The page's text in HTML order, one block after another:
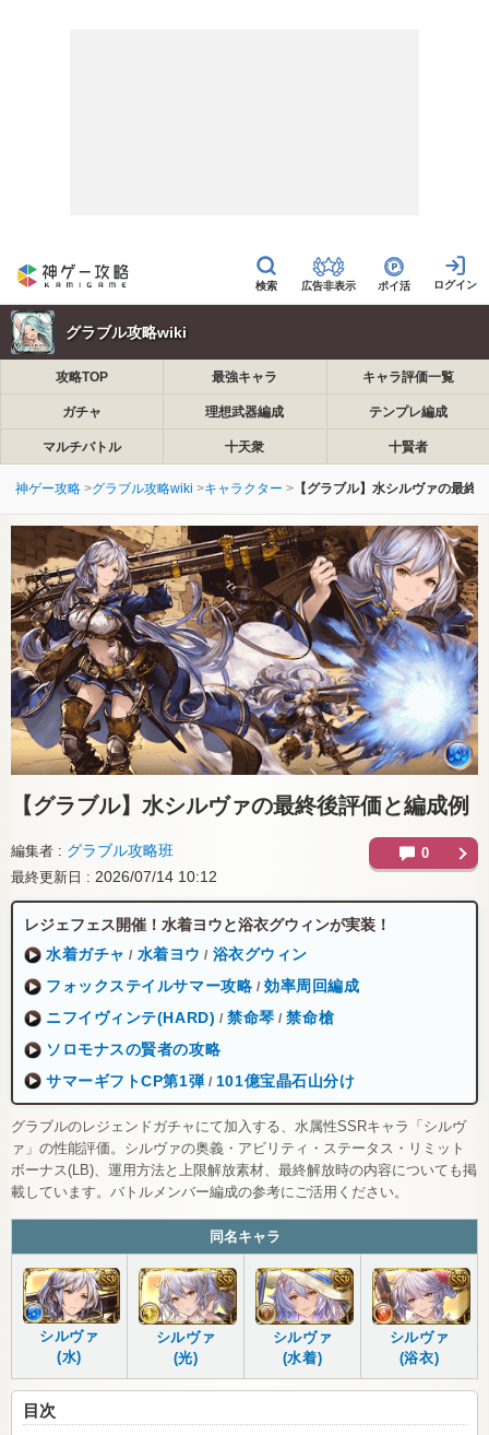
広告非表示 ポイ活
グラブル攻略wiki
攻略TOP 最強キャラ キャラ評価一覧
ガチャ 理想武器編成 テンプレ編成
マルチバトル 十天衆 十賢者
神ゲー攻略 グラブル攻略wiki キャラクター 【グラブル】水シルヴァの最終
【グラブル】 水シルヴァの最終後評価と編成例
編集者 グラブル攻略班
最終更新日 2026/07/14 10:12
0
レジェフェス開催！水着ヨウと浴衣グウィンが実装！
水着ガチャ / 水着ヨウ / 浴衣グウィン
フォックステイルサマー攻略 / 効率周回編成
ニフイヴィンテ(HARD) / 禁命琴 / 禁命槍
ソロモナスの賢者の攻略
サマーギフトCP第1弾 / 101億宝晶石山分け
グラブルのレジェンドガチャにて加入する、水属性SSRキャラ「シルヴ
ァ」の性能評価。シルヴァの奥義・アビリティ・ステータス・リミット
ボーナス(LB)、運用方法と上限解放素材、最終解放時の内容についても掲
載しています。バトルメンバー編成の参考にご活用ください。
同名キャラ
シルヴァ
(水)
シルヴァ
(光)
シルヴァ
(水着)
シルヴァ
(浴衣)
目次